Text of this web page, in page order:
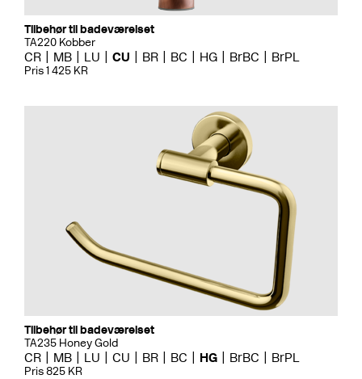
Tilbehør til badeværelset
TA220 Kobber
CR MB LU CU BR BC HG BrBC BrPL
Pris 1 425 KR
Tilbehør til badeværelset
TA235 Honey Gold
CR MB LU CU BR BC HG BrBC BrPL
Pris 825 KR